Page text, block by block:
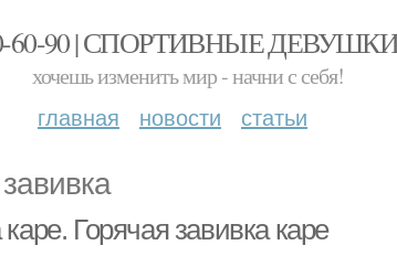
60-90 | СПОРТИВНЫЕ
хочешь изменить мир - начни с себя!
главная новости статьи
Горячая завивка каре